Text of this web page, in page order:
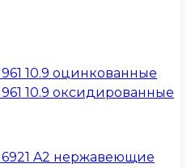
10.9 оцинкованные
10.9 оксидированные
A2 нержавеющие